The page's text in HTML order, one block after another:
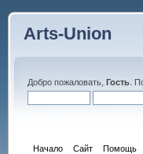
Arts-Union
Добро пожаловать, Гость.
Начало Сайт Помощь